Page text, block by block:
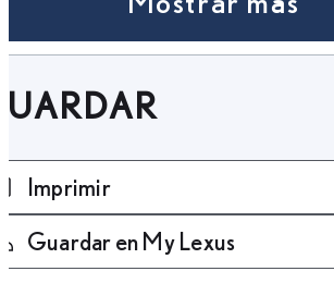
Imprimir
Guardar en My Lexus